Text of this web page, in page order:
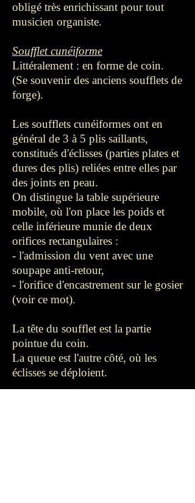
obligé très enrichissant pour tout
musicien organiste.
Soufflet cunéiforme
Littéralement : en forme de coin.
(Se souvenir des anciens soufflets de
forge).
Les soufflets cunéiformes ont en
général de 3 à 5 plis saillants,
constitués d'éclisses (parties plates et
dures des plis) reliées entre elles par
des joints en peau.
On distingue la table supérieure
mobile, où l'on place les poids et
celle inférieure munie de deux
orifices rectangulaires :
- l'admission du vent avec une
soupape anti-retour,
- l'orifice d'encastrement sur le gosier
(voir ce mot).
La tête du soufflet est la partie
pointue du coin.
La queue est l'autre côté, où les
éclisses se déploient.